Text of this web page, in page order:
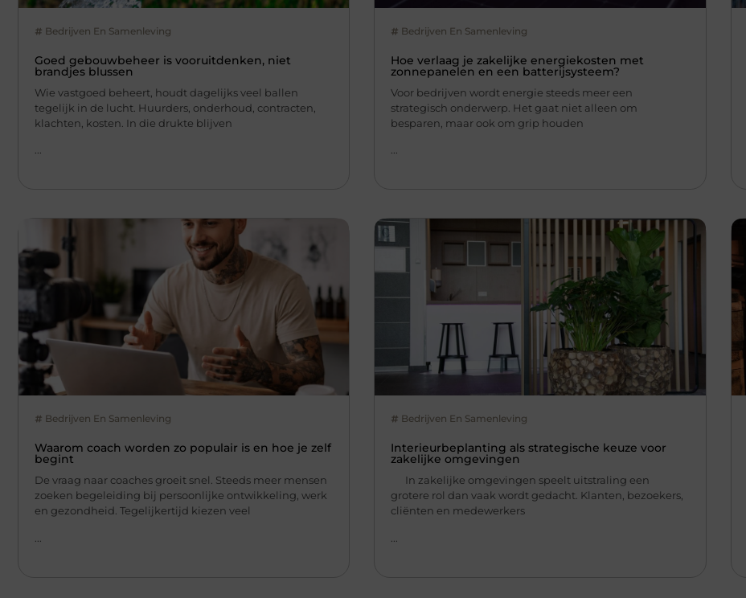
Bedrijven En Samenleving
Goed gebouwbeheer is vooruitdenken, niet
brandjes blussen
Wie vastgoed beheert, houdt dagelijks veel ballen
tegelijk in de lucht. Huurders, onderhoud, contracten,
klachten, kosten. In die drukte blijven
...
Bedrijven En Samenleving
Hoe verlaag je zakelijke energiekosten met
zonnepanelen en een batterijsysteem?
Voor bedrijven wordt energie steeds meer een
strategisch onderwerp. Het gaat niet alleen om
besparen, maar ook om grip houden
...
Bedrijven En Samenleving
Waarom coach worden zo populair is en hoe je zelf
begint
De vraag naar coaches groeit snel. Steeds meer mensen
zoeken begeleiding bij persoonlijke ontwikkeling, werk
en gezondheid. Tegelijkertijd kiezen veel
Bedrijven En Samenleving
Interieurbeplanting als strategische keuze voor
zakelijke omgevingen
In zakelijke omgevingen speelt uitstraling een
grotere rol dan vaak wordt gedacht. Klanten, bezoekers,
cliënten en medewerkers